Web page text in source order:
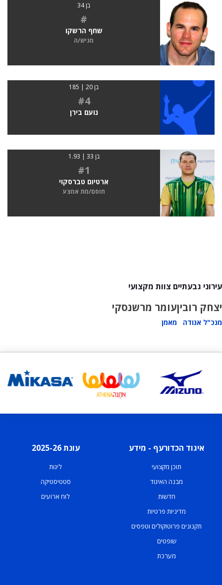
בן 34
#
שחף הרשקו
מגיש/ה
בן 20 | 185
#4
נועם בירן
בן 33 | 1.93
#1
ארטיום טברסקוי
חוסם/מת אמצע
עירוני גבעתיים צוות מקצועי
יצחק רובין
מנכ"ל אגודה
עומר מרשנסקי
מאמן
איגוד הכדורעף - מידע
תוכן מקצועי
מבנה האיגוד
חדשות
מדיניות פרטיות
תקנונים פרוטוקולים וטפסים
שופטים
מערכת
עונת 2025-26
ליגות
סטטיסטיקה
לוח ארועים